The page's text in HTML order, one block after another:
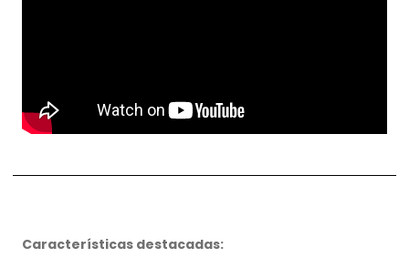
Características destacadas: